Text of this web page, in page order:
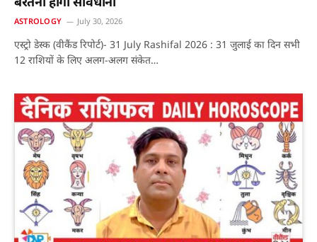
ASTROLOGY July 30, 2026
एस्ट्रो डेस्क (वीकैंड रिपोर्ट)- 31 July Rashifal 2026 : 31 जुलाई का दिन सभी
12 राशियों के लिए अलग-अलग संकेत…